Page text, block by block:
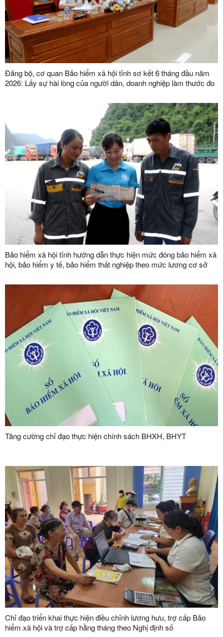
Đảng bộ, cơ quan Bảo hiểm xã hội tỉnh sơ kết 6 tháng đầu năm
2026: Lấy sự hài lòng của người dân, doanh nghiệp làm thước đo
Bảo hiểm xã hội tỉnh hướng dẫn thực hiện mức đóng bảo hiểm xã
hội, bảo hiểm y tế, bảo hiểm thất nghiệp theo mức lương cơ sở
Tăng cường chỉ đạo thực hiện chính sách BHXH, BHYT
Chỉ đạo triển khai thực hiện điều chỉnh lương hưu, trợ cấp Bảo
hiểm xã hội và trợ cấp hằng tháng theo Nghị định số